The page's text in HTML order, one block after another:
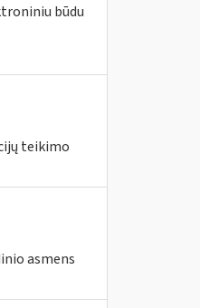
būdu
teikimo
asmens